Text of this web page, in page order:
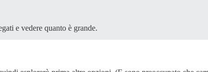
e vedere quanto è grande.